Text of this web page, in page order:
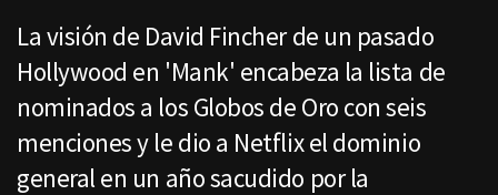
La visión de David Fincher de un pasado
Hollywood en 'Mank' encabeza la lista de
nominados a los Globos de Oro con seis
menciones y le dio a Netflix el dominio
general en un año sacudido por la